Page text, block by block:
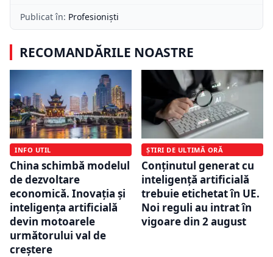
Publicat în: Profesioniști
RECOMANDĂRILE NOASTRE
INFO UTIL
China schimbă modelul
de dezvoltare
economică. Inovația și
inteligența artificială
devin motoarele
următorului val de
creștere
ȘTIRI DE ULTIMĂ ORĂ
Conținutul generat cu
inteligență artificială
trebuie etichetat în UE.
Noi reguli au intrat în
vigoare din 2 august